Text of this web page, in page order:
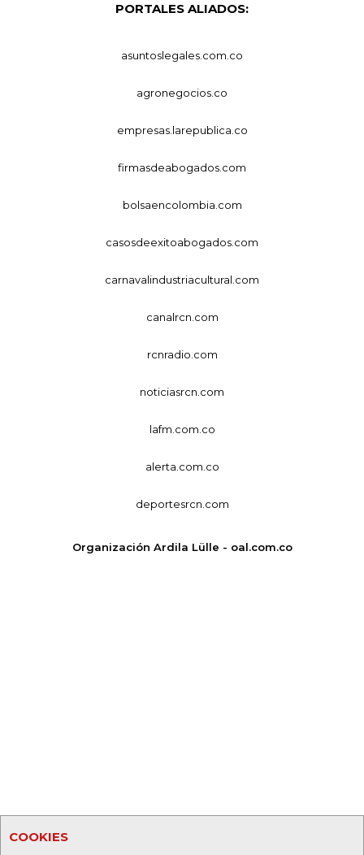
COOKIES
PORTALES ALIADOS:
asuntoslegales.com.co
agronegocios.co
empresas.larepublica.co
firmasdeabogados.com
bolsaencolombia.com
casosdeexitoabogados.com
carnavalindustriacultural.com
canalrcn.com
rcnradio.com
noticiasrcn.com
lafm.com.co
alerta.com.co
deportesrcn.com
Organización Ardila Lülle - oal.com.co